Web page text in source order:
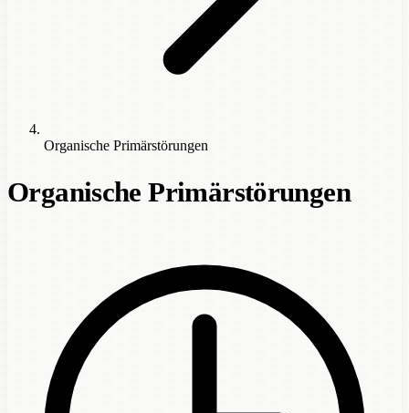
Organische Primärstörungen
Organische Primärstörungen